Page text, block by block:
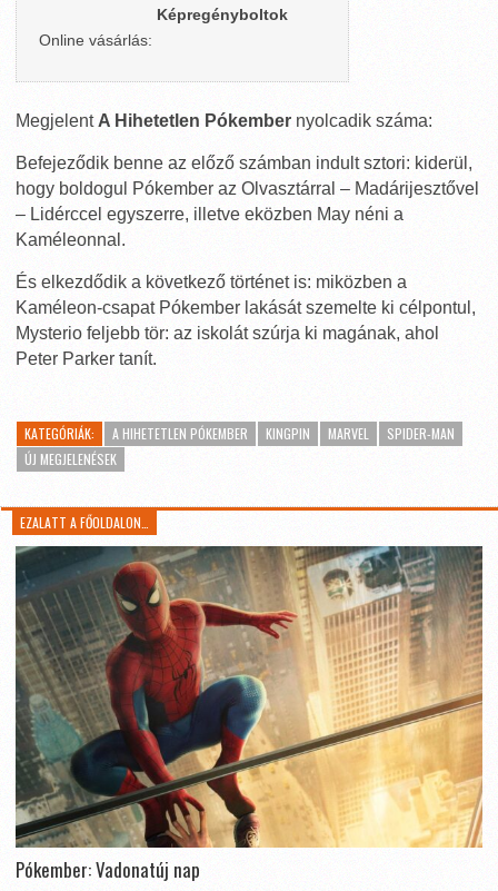
Képregényboltok
Online vásárlás:
MegjelentA Hihetetlen Pókember nyolcadik száma:
Befejeződik benne az előző számban indult sztori: kiderül,
hogy boldogul Pókember az Olvasztárral – Madárijesztővel
– Lidérccel egyszerre, illetve eközben May néni a
Kaméleonnal.
És elkezdődik a következő történet is: miközben a
Kaméleon-csapat Pókember lakását szemelte ki célpontul,
Mysterio feljebb tör: az iskolát szúrja ki magának, ahol
Peter Parker tanít.
KATEGÓRIÁK: A HIHETETLEN PÓKEMBER KINGPIN MARVEL
SPIDER-MAN
ÚJ MEGJELENÉSEK
EZALATT A FŐOLDALON…
Pókember: Vadonatúj nap